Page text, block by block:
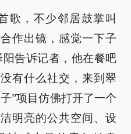
歌，不少邻居鼓掌叫
作出镜，感觉一下子
告诉记者，他在餐吧
有什么社交，来到翠
”项目仿佛打开了一个
明亮的公共空间、设